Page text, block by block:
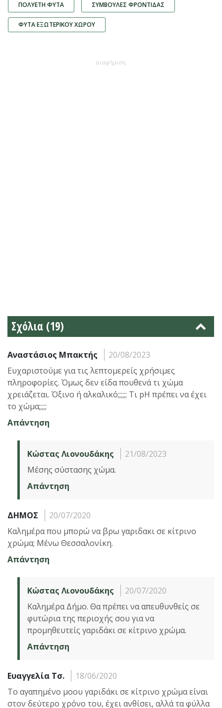
ΠΟΛΥΕΤΉ ΦΥΤΆ ΣΥΜΒΟΥΛΈΣ ΦΡΟΝΤΊΔΑΣ
ΦΥΤΆ ΕΞΩΤΕΡΙΚΟΎ ΧΏΡΟΥ
Διαφήμιση
Σχόλια (19)
Αναστάσιος Μπακτής
20/08/2023
Ευχαριστούμε για τις λεπτομερείς χρήσιμες
πληροφορίες. Όμως δεν είδα πουθενά τι χώμα
χρειάζεται. Όξινο ή αλκαλικό;;;;;; Τι pH πρέπει να έχει
το χώμα;;;;;
Απάντηση
Κώστας Λιονουδάκης
21/08/2023
Μέσης σύστασης χώμα.
Απάντηση
ΔΗΜΟΣ
20/07/2020
Καλημέρα που μπορώ να βρω γαριδακι σε κίτρινο
χρώμα; Μένω Θεσσαλονίκη.
Απάντηση
Κώστας Λιονουδάκης
20/07/2020
Καλημέρα Δήμο. Θα πρέπει να απευθυνθείς σε
φυτώρια της περιοχής σου για να
προμηθευτείς γαριδάκι σε κίτρινο χρώμα.
Απάντηση
Ευαγγελία Τσ.
18/06/2020
Το αγαπημένο μοου γαριδάκι σε κίτρινο χρώμα είναι
στον δεύτερο χρόνο του, έχει ανθίσει, αλλά τα φύλλα